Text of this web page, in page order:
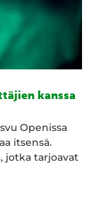
kanssa
Openissa
itsensä.
jotka tarjoavat